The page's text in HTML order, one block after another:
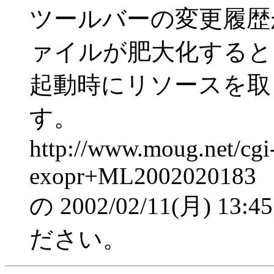
ツールバーの変更履
ァイルが肥大化すると
起動時にリソースを
す。
http://www.moug.net/
exopr+ML2002020183
の 2002/02/11(月)
ださい。